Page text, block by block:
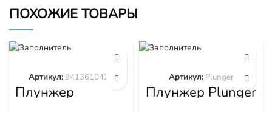
ПОХОЖИЕ ТОВАРЫ
Плунжер
9413610423
Артикул:9413610423
Плунжер Plunger
Артикул: Plunger